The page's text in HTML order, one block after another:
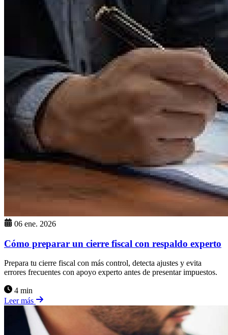
06 ene. 2026
Cómo preparar un cierre fiscal con respaldo experto
Prepara tu cierre fiscal con más control, detecta ajustes y evita
errores frecuentes con apoyo experto antes de presentar impuestos.
4 min
Leer más